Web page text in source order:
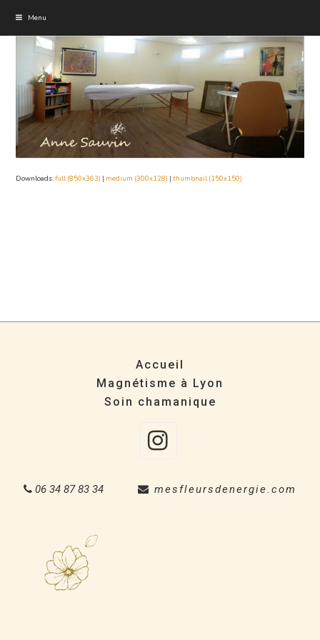
Menu
Downloads:full (850x363) | medium (300x128) |thumbnail (150x150)
Accueil
Magnétisme à Lyon
Soin chamanique
06 34 87 83 34 mesfleursdenergie.com